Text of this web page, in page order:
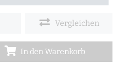
Vergleichen
In den Warenkorb